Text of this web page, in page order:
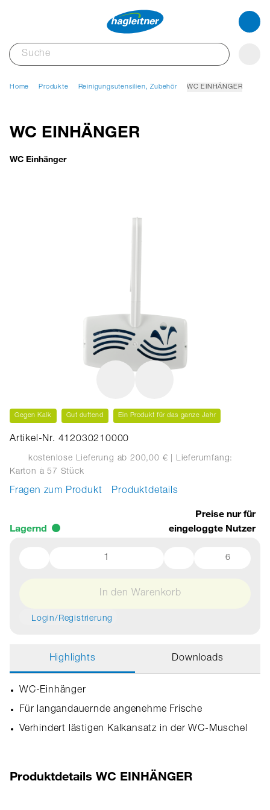
Home Produkte Reinigungsutensilien, Zubehör WC EINHÄNGER
WC EINHÄNGER
WC Einhänger
Gegen Kalk Gut duftend Ein Produkt für das ganze Jahr
Artikel-Nr. 412030210000
kostenlose Lieferung ab 200,00 € | Lieferumfang:
Karton à 57 Stück
Fragen zum Produkt Produktdetails
Lagernd
Preise nur für
eingeloggte Nutzer
6
In den Warenkorb
Login/Registrierung
Highlights Downloads
WC-Einhänger
Für langandauernde angenehme Frische
Verhindert lästigen Kalkansatz in der WC-Muschel
Produktdetails WC EINHÄNGER